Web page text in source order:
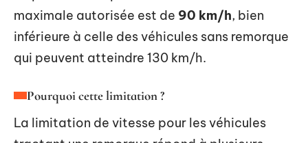
maximale autorisée est de 90 km/h, bien
inférieure à celle des véhicules sans remorque
qui peuvent atteindre 130 km/h.
Pourquoi cette limitation ?
La limitation de vitesse pour les véhicules